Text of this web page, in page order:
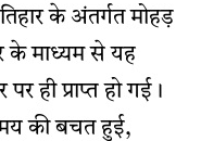
के अंतर्गत मोहड़
के माध्यम से यह
ही प्राप्त हो गई।
की बचत हुई,